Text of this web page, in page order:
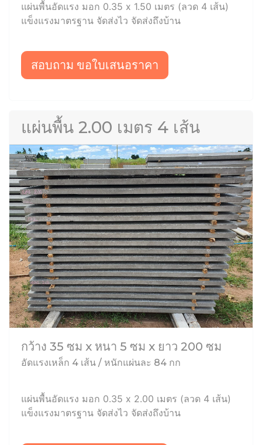
แผ่นพื้นอัดแรง มอก 0.35 x 1.50 เมตร (ลวด 4 เส้น)
แข็งแรงมาตรฐาน จัดส่งไว จัดส่งถึงบ้าน
สอบถาม ขอใบเสนอราคา
แผ่นพื้น 2.00 เมตร 4 เส้น
กว้าง 35 ซม x หนา 5 ซม x ยาว 200 ซม
อัดแรงเหล็ก 4 เส้น / หนักแผ่นละ 84 กก
แผ่นพื้นอัดแรง มอก 0.35 x 2.00 เมตร (ลวด 4 เส้น)
แข็งแรงมาตรฐาน จัดส่งไว จัดส่งถึงบ้าน